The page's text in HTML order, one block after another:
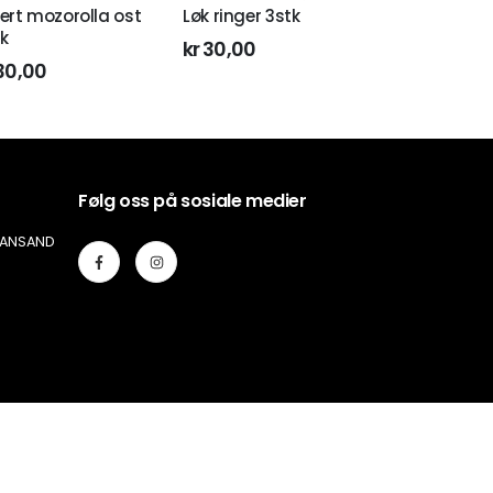
mozorolla ost
Løk ringer 3stk
kr30,00
Følg oss på sosiale medier